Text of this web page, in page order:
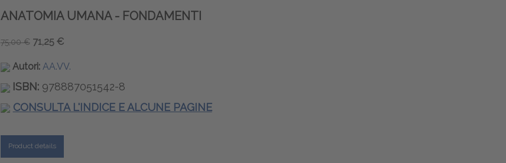
ANATOMIA UMANA - FONDAMENTI
75,00 € 71,25 €
Autori: AA.VV.
ISBN:978887051542-8
CONSULTA L'INDICE E ALCUNE PAGINE
Product details